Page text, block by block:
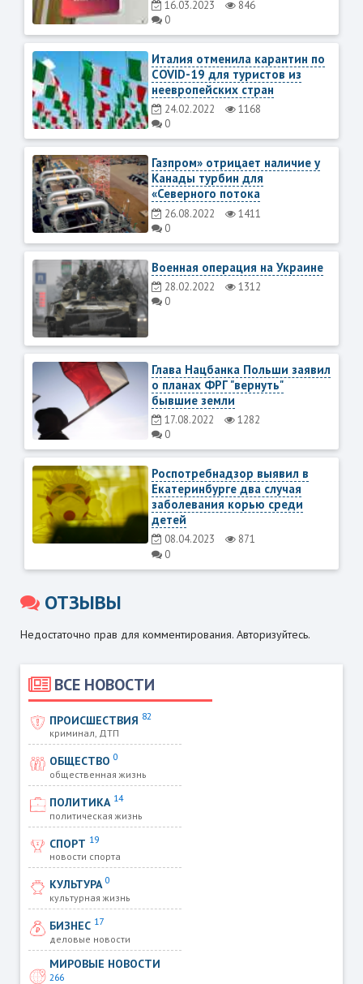
ВСЕ НОВОСТИ
ПРОИСШЕСТВИЯ 82
криминал, ДТП
ОБЩЕСТВО0
общественная жизнь
ПОЛИТИКА 14
политическая жизнь
СПОРТ 19
новости спорта
КУЛЬТУРА0
культурная жизнь
БИЗНЕС 17
деловые новости
МИРОВЫЕ НОВОСТИ
266
16.03.2023
846
0
Италия отменила карантин по
COVID-19 для туристов из
неевропейских стран
24.02.2022
1168
0
Газпром» отрицает наличие у
Канады турбин для
«Северного потока
26.08.2022
1411
0
Военная операция на Украине
28.02.2022
1312
0
Глава Нацбанка Польши заявил
о планах ФРГ "вернуть"
бывшие земли
17.08.2022
1282
0
Роспотребнадзор выявил в
Екатеринбурге два случая
заболевания корью среди
детей
08.04.2023
871
0
ОТЗЫВЫ
Недостаточно прав для комментирования. Авторизуйтесь.